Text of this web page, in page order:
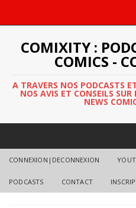
COMIXITY :
COMICS -
A TRAVERS NOS PODCASTS
NOS AVIS ET CONSEILS SUR
NEWS
CONNEXION|DECONNEXION
PODCASTS CONTACT